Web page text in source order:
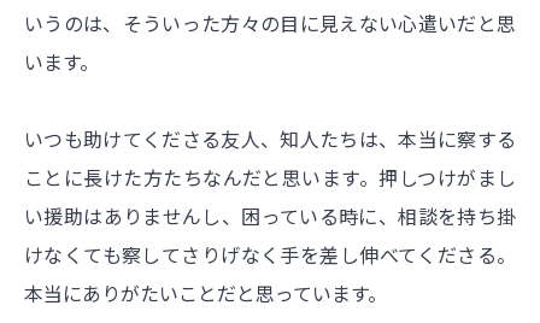
いうのは、そういった方々の目に見えない心遣いだと思
います。
いつも助けてくださる友人、知人たちは、本当に察する
ことに長けた方たちなんだと思います。押しつけがまし
い援助はありませんし、困っている時に、相談を持ち掛
けなくても察してさりげなく手を差し伸べてくださる。
本当にありがたいことだと思っています。